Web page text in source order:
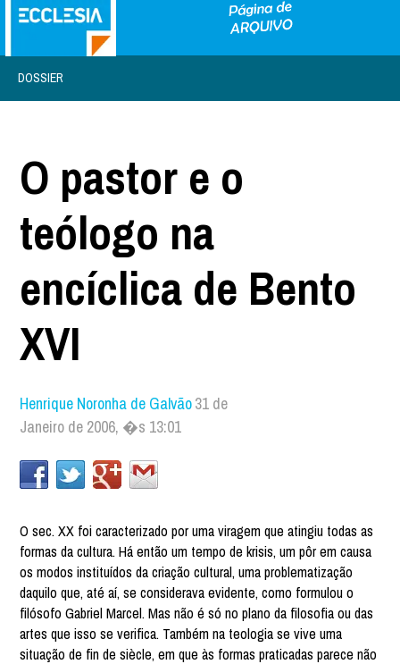
DOSSIER
O pastor e o
teólogo na
encíclica de Bento
XVI
Henrique Noronha de Galvão31 de
Janeiro de 2006, �s 13:01
O sec. XX foi caracterizado por uma viragem que atingiu todas as
formas da cultura. Há então um tempo de krisis, um pôr em causa
os modos instituídos da criação cultural, uma problematização
daquilo que, até aí, se considerava evidente, como formulou o
filósofo Gabriel Marcel. Mas não é só no plano da filosofia ou das
artes que isso se verifica. Também na teologia se vive uma
situação de fin de siècle, em que às formas praticadas parece não